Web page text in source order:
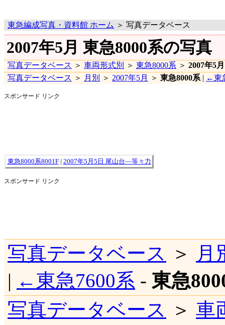
東急編成写真・資料館 ホーム ＞ 写真データベース
2007年5月 東急8000系の写真
写真データベース ＞ 車両形式別 ＞ 東急8000系 ＞ 2007年5月
写真データベース ＞ 月別 ＞ 2007年5月 ＞ 東急8000系 | ←東
スポンサード リンク
東急8000系8001F| 2007年5月5日 尾山台―等々力
スポンサード リンク
写真データベース ＞
月
| ←東急7600系 - 東急
写真データベース
＞ 車